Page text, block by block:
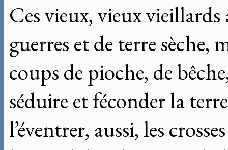
Ces vieux, vieux
guerres et de terre sèche,
coups de pioche, de
séduire et féconder la
l’éventrer, aussi, les